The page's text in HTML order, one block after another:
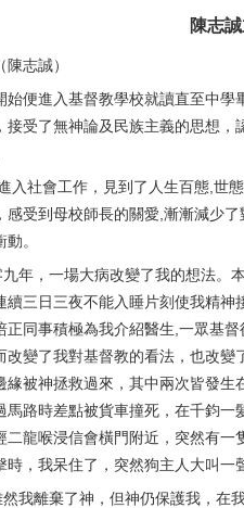
陳志
志誠）
始便進入基督教學校就讀直至中學
接受了無神論及民族主義的思想
入社會工作，見到了人生百態 ,世
感受到母校師長的關愛 漸漸減少了
。
年，一場大病改變了我的想法。
續三日三夜不能入睡片刻使我精
正同事積極為我介紹醫生 一眾基督
改變了我對基督教的看法，也改
緣被神拯救過來，其中兩次皆發生
馬路時差點被貨車撞死，在千鈞
二龍喉浸信會橫門附近，突然有
時，我呆住了，突然狗主人大叫一
我離棄了神，但神仍保護我，在